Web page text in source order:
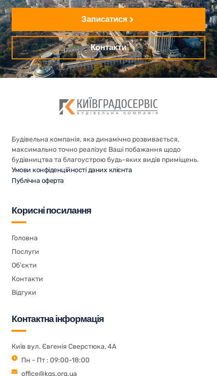
Записатися
Контакти
Будівельна компанія, яка динамічно розвивається,
максимально точно реалізує Ваші побажання щодо
будівництва та благоустрою будь-яких видів приміщень.
Умови конфіденційності даних клієнта
Публічна оферта
Корисні посилання
Головна
Послуги
Об'єкти
Контакти
Відгуки
Контактна інформація
Київ вул. Євгенія Сверстюка, 4А
Пн - Пт : 09:00-18:00
office@kgs.org.ua